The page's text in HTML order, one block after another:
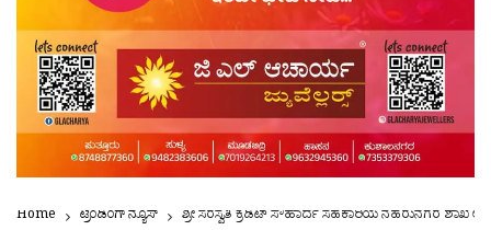
Home ಟ್ರೆಂಡಿಂಗ್ ನ್ಯೂಸ್ ಶ್ರೀ ಸರಸ್ವತಿ ಕ್ರೆಡಿಟ್ ಸೌಹಾರ್ದ ಸಹಕಾರಿಯ ನೆಹರುನಗರ ಶಾಖೆ